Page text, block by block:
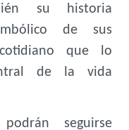
su historia
de sus
que lo
de la vida
seguirse